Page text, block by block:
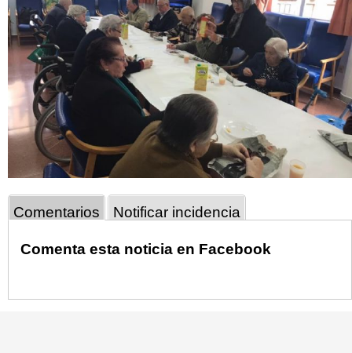
Comentarios Notificar incidencia
Comenta esta noticia en Facebook